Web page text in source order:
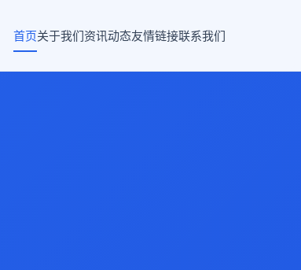
首页关于我们资讯动态友情链接联系我们